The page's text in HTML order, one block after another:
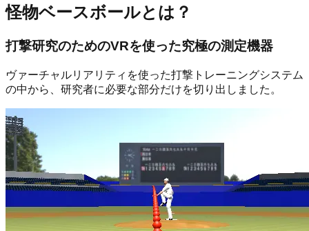
怪物ベースボールとは？
打撃研究のためのVRを使った究極の測定機器
ヴァーチャルリアリティを使った打撃トレーニングシステム
の中から、研究者に必要な部分だけを切り出しました。